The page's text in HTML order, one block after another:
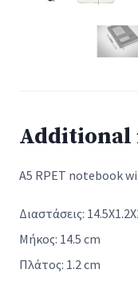
A5 RPET notebook
Διαστάσεις:
Μήκος: 14.5 cm
Πλάτος: 1.2 cm